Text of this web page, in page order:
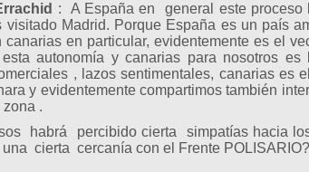
: A España en general este proceso
visitado Madrid. Porque España es un país
canarias en particular, evidentemente es el
autonomía y canarias para nosotros
, lazos sentimentales, canarias
y evidentemente compartimos también
.
percibido cierta simpatías hacia los
cierta cercanía con el Frente POLISARIO?